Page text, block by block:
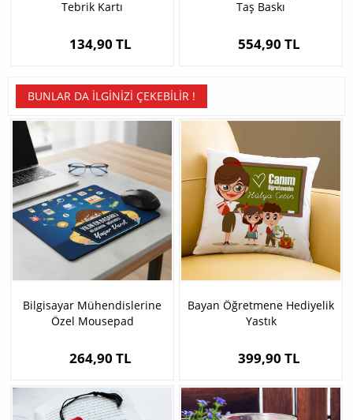
Tebrik Kartı
134,90 TL
Taş Baskı
554,90 TL
BUNLAR DA İLGINIZI ÇEKEBILIR !
Bilgisayar Mühendislerine
Özel Mousepad
264,90 TL
Bayan Öğretmene Hediyelik
Yastık
399,90 TL